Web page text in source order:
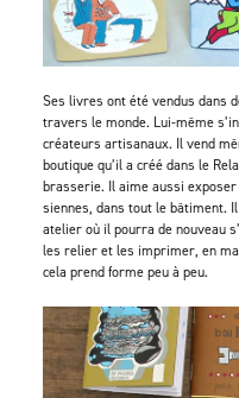
Ses livres ont été vendus dans
travers le monde. Lui-même
créateurs artisanaux. Il vend
boutique qu’il a créé dans le
brasserie. Il aime aussi
siennes, dans tout le bâtiment.
atelier où il pourra de nouveau
les relier et les imprimer, en
cela prend forme peu à peu.